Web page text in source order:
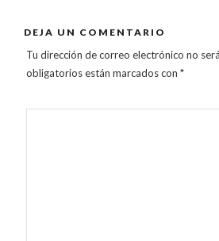
DEJA UN COMENTARIO
Tu dirección de correo electrónico no
obligatorios están marcados con *